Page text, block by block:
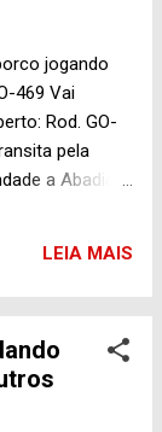
longa data,
o papo em
céu estava
pelas
fora na
pé mesmo. Ele
atividade de
jogando
469 Vai
Rod. GO-
pela
a Abadia
que
sob a
de
à terra
LEIA MAIS